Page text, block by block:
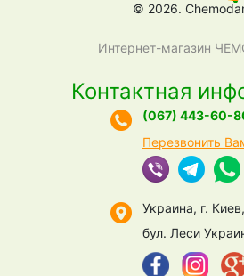
© 2026.
Интернет-магазин
Контактная
(067) 443-60-
Перезвонить
Украина, г. Киев,
бул. Леси